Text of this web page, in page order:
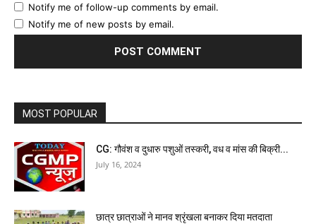
Notify me of follow-up comments by email.
Notify me of new posts by email.
MOST POPULAR
CG: गौवंश व दुधारु पशुओं तस्करी, वध व मांस की बिक्री...
July 16, 2024
छात्र छात्राओं ने मानव श्रृंखला बनाकर दिया मतदाता